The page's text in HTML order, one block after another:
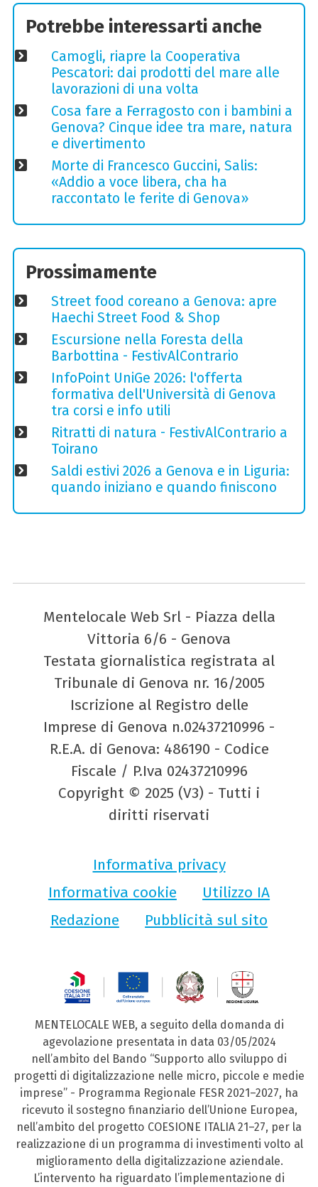
Potrebbe interessarti anche
Camogli, riapre la Cooperativa
Pescatori: dai prodotti del mare alle
lavorazioni di una volta
Cosa fare a Ferragosto con i bambini a
Genova? Cinque idee tra mare, natura
e divertimento
Morte di Francesco Guccini, Salis:
«Addio a voce libera, cha ha
raccontato le ferite di Genova»
Prossimamente
Street food coreano a Genova: apre
Haechi Street Food & Shop
Escursione nella Foresta della
Barbottina - FestivAlContrario
InfoPoint UniGe 2026: l'offerta
formativa dell'Università di Genova
tra corsi e info utili
Ritratti di natura - FestivAlContrario a
Toirano
Saldi estivi 2026 a Genova e in Liguria:
quando iniziano e quando finiscono
Mentelocale Web Srl - Piazza della
Vittoria 6/6 - Genova
Testata giornalistica registrata al
Tribunale di Genova nr. 16/2005
Iscrizione al Registro delle
Imprese di Genova n.02437210996 -
R.E.A. di Genova: 486190 - Codice
Fiscale / P.Iva 02437210996
Copyright © 2025 (V3) - Tutti i
diritti riservati
Informativa privacy
Informativa cookie
Utilizzo IA
Redazione
Pubblicità sul sito
MENTELOCALE WEB, a seguito della domanda di
agevolazione presentata in data 03/05/2024
nell’ambito del Bando “Supporto allo sviluppo di
progetti di digitalizzazione nelle micro, piccole e medie
imprese” - Programma Regionale FESR 2021–2027, ha
ricevuto il sostegno finanziario dell’Unione Europea,
nell’ambito del progetto COESIONE ITALIA 21–27, per la
realizzazione di un programma di investimenti volto al
miglioramento della digitalizzazione aziendale.
L’intervento ha riguardato l’implementazione di